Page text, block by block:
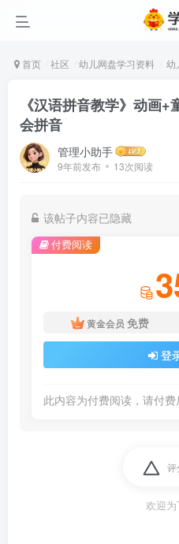
首页 社区 幼儿网盘学习资料 幼
《汉语拼音教学》动画
会拼音
管理小助手
9年前发布 13次阅读
该帖子内容已隐藏
付费阅读
黄金会员 免费
登
此内容为付费阅读，请付
评
欢迎为